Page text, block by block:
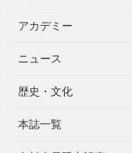
アカデミー
ニュース
歴史・文化
本誌一覧